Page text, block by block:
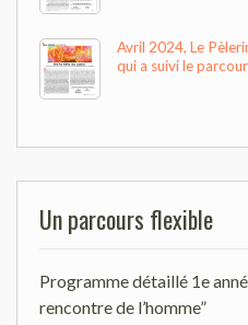
Avril 2024, Le
qui a suivi le
Un parcours flexible
Programme détaillé 1e
rencontre de l’homme”